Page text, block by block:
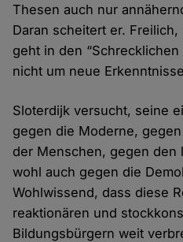
Thesen auch nur
Daran scheitert er.
geht in den
nicht um neue
Sloterdijk versucht, seine
gegen die Moderne,
der Menschen, gegen den
wohl auch gegen die
Wohlwissend, dass diese
reaktionären und
Bildungsbürgern weit